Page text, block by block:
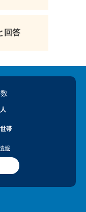
回答
帯
報